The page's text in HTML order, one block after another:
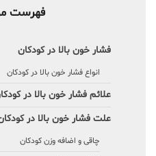
فهرست
فشار خون بالا در کودکان
انواع فشار خون بالا در کودکان
علائم فشار خون بالا در
علت فشار خون بالا در
چاقی و اضافه وزن کودکان